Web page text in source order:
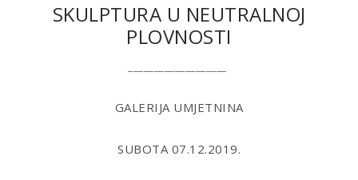
SKULPTURA U NEUTRALNOJ
PLOVNOSTI
GALERIJA UMJETNINA
SUBOTA 07.12.2019.